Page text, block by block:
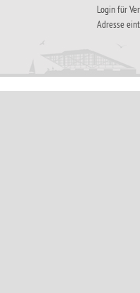
Login für
Adresse